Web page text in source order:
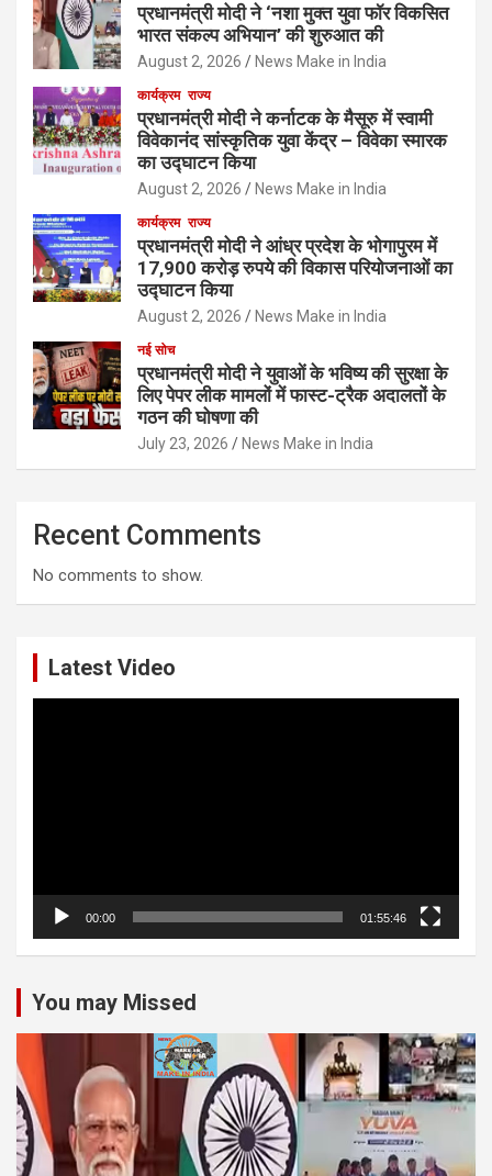
प्रधानमंत्री मोदी ने ‘नशा मुक्त युवा फॉर विकसित
भारत संकल्प अभियान’ की शुरुआत की
August 2, 2026 News Make in India
कार्यक्रम राज्य
प्रधानमंत्री मोदी ने कर्नाटक के मैसूरु में स्वामी
विवेकानंद सांस्कृतिक युवा केंद्र – विवेका स्मारक
का उद्घाटन किया
August 2, 2026 News Make in India
कार्यक्रम राज्य
प्रधानमंत्री मोदी ने आंध्र प्रदेश के भोगापुरम में
17,900 करोड़ रुपये की विकास परियोजनाओं का
उद्घाटन किया
August 2, 2026 News Make in India
नई सोच
प्रधानमंत्री मोदी ने युवाओं के भविष्य की सुरक्षा के
लिए पेपर लीक मामलों में फास्ट-ट्रैक अदालतों के
गठन की घोषणा की
July 23, 2026 News Make in India
Recent Comments
No comments to show.
Latest Video
00:00 01:55:46
You may Missed